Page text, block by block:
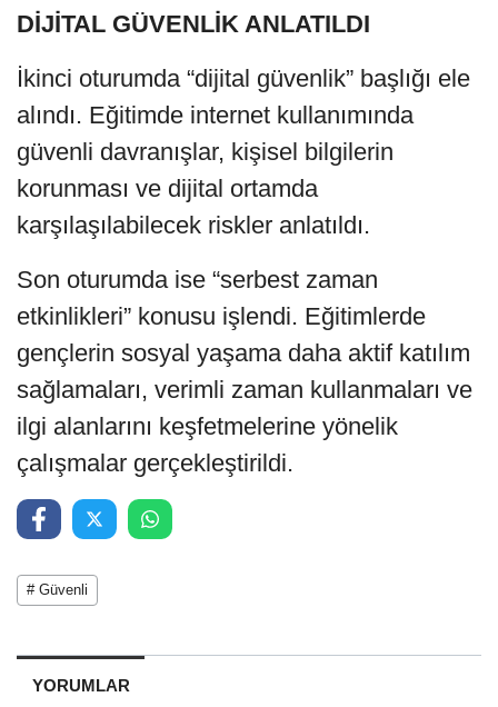
DİJİTAL GÜVENLİK ANLATILDI
İkinci oturumda “dijital güvenlik” başlığı ele
alındı. Eğitimde internet kullanımında
güvenli davranışlar, kişisel bilgilerin
korunması ve dijital ortamda
karşılaşılabilecek riskler anlatıldı.
Son oturumda ise “serbest zaman
etkinlikleri” konusu işlendi. Eğitimlerde
gençlerin sosyal yaşama daha aktif katılım
sağlamaları, verimli zaman kullanmaları ve
ilgi alanlarını keşfetmelerine yönelik
çalışmalar gerçekleştirildi.
# Güvenli
YORUMLAR